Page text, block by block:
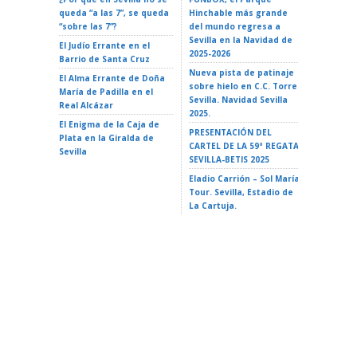
queda “a las 7”, se queda
“sobre las 7”?
El Judío Errante en el
Barrio de Santa Cruz
El Alma Errante de Doña
María de Padilla en el
Real Alcázar
El Enigma de la Caja de
Plata en la Giralda de
Sevilla
Hinchable más grande
del mundo regresa a
Sevilla en la Navidad de
2025-2026
Nueva pista de patinaje
sobre hielo en C.C. Torre
Sevilla. Navidad Sevilla
2025.
PRESENTACIÓN DEL
CARTEL DE LA 59ª REGATA
SEVILLA-BETIS 2025
Eladio Carrión – Sol María
Tour. Sevilla, Estadio de
La Cartuja.